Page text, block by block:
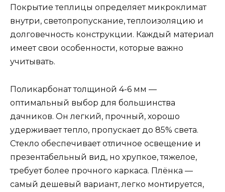
Покрытие теплицы определяет микроклимат
внутри, светопропускание, теплоизоляцию и
долговечность конструкции. Каждый материал
имеет свои особенности, которые важно
учитывать.
Поликарбонат толщиной 4-6 мм —
оптимальный выбор для большинства
дачников. Он легкий, прочный, хорошо
удерживает тепло, пропускает до 85% света.
Стекло обеспечивает отличное освещение и
презентабельный вид, но хрупкое, тяжелое,
требует более прочного каркаса. Плёнка —
самый дешевый вариант, легко монтируется,